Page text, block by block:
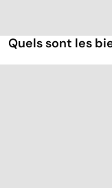
Quels sont les